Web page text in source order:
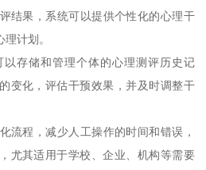
结果，系统可以提供个性化的心理干
计划。
存储和管理个体的心理测评历史记
变化，评估干预效果，并及时调整干
流程，减少人工操作的时间和错误，
尤其适用于学校、企业、机构等需要